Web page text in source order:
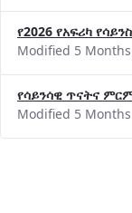
የ2026 የአፍሪካ
Modified 5
የሳይንሳዊ ጥናትና
Modified 5